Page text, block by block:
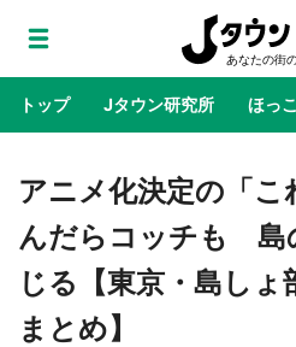
トップ Jタウン研究所 ほっ
地域×二次元 絶景 あの
ラプラス・ダーク
公式プロモ動画で
アニメ化決定の「
んだらコッチも 島
じる【東京・島し
まとめ】